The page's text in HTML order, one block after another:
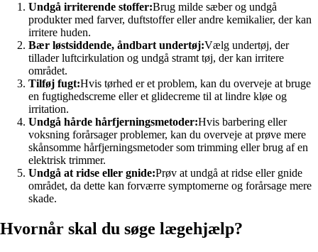
Undgå irriterende stoffer:Brug milde sæber og undgå
produkter med farver, duftstoffer eller andre kemikalier, der kan
irritere huden.
Bær løstsiddende, åndbart undertøj:Vælg undertøj, der
tillader luftcirkulation og undgå stramt tøj, der kan irritere
området.
Tilføj fugt:Hvis tørhed er et problem, kan du overveje at bruge
en fugtighedscreme eller et glidecreme til at lindre kløe og
irritation.
Undgå hårde hårfjerningsmetoder:Hvis barbering eller
voksning forårsager problemer, kan du overveje at prøve mere
skånsomme hårfjerningsmetoder som trimming eller brug af en
elektrisk trimmer.
Undgå at ridse eller gnide:Prøv at undgå at ridse eller gnide
området, da dette kan forværre symptomerne og forårsage mere
skade.
Hvornår skal du søge lægehjælp?